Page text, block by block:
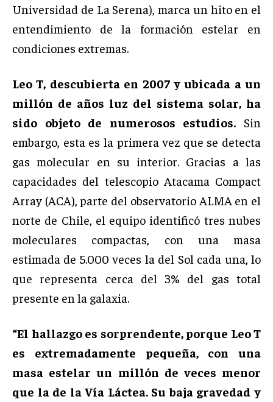
Universidad de La Serena), marca un hito en el
entendimiento de la formación estelar en
condiciones extremas.
Leo T, descubierta en 2007 y ubicada a un
millón de años luz del sistema solar, ha
sido objeto de numerosos estudios. Sin
embargo, esta es la primera vez que se detecta
gas molecular en su interior. Gracias a las
capacidades del telescopio Atacama Compact
Array (ACA), parte del observatorio ALMA en el
norte de Chile, el equipo identificó tres nubes
moleculares compactas, con una masa
estimada de 5.000 veces la del Sol cada una, lo
que representa cerca del 3% del gas total
presente en la galaxia.
“El hallazgo es sorprendente, porque Leo T
es extremadamente pequeña, con una
masa estelar un millón de veces menor
que la de la Vía Láctea. Su baja gravedad y